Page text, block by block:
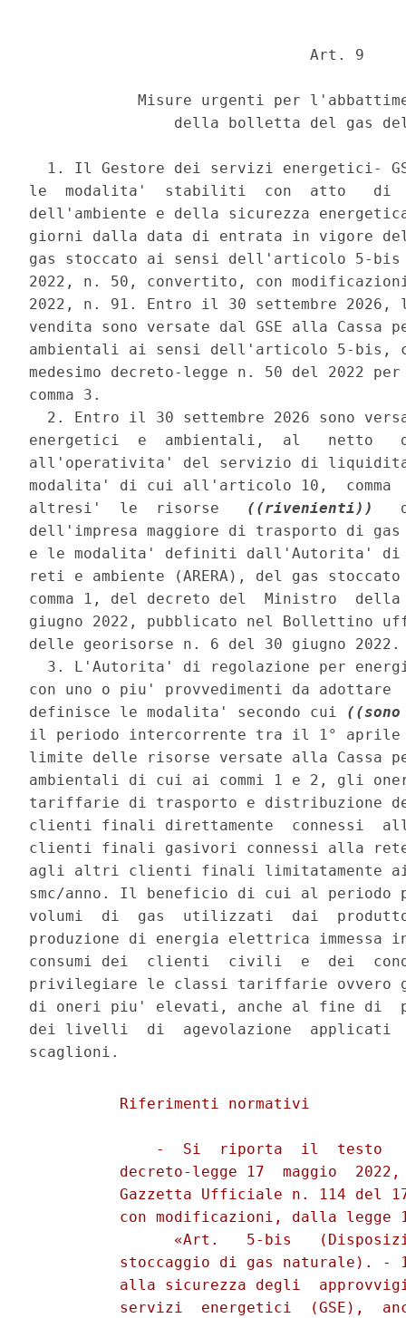
                               Art. 9
Misure urgenti per
della bolletta del gas
1. Il Gestore dei servizi energetici-
le  modalita'  stabiliti  con  atto   di
dell'ambiente e della sicurezza
giorni dalla data di entrata in vigore
gas stoccato ai sensi dell'articolo 5-bis
2022, n. 50, convertito, con
2022, n. 91. Entro il 30 settembre
vendita sono versate dal GSE alla
ambientali ai sensi dell'articolo 5-bis,
medesimo decreto-legge n. 50 del
comma 3.
2. Entro il 30 settembre 2026 sono
energetici  e  ambientali,  al   netto
all'operativita' del servizio di
modalita' di cui all'articolo 10,  comma
altresi'  le  risorse ((rivenienti))
dell'impresa maggiore di trasporto di
e le modalita' definiti dall'Autorita' di
reti e ambiente (ARERA), del gas
comma 1, del decreto del  Ministro
giugno 2022, pubblicato nel Bollettino
delle georisorse n. 6 del 30 giugno
3. L'Autorita' di regolazione per
con uno o piu' provvedimenti da
definisce le modalita' secondo cui
il periodo intercorrente tra il 1° aprile
limite delle risorse versate alla Cassa
ambientali di cui ai commi 1 e 2, gli
tariffarie di trasporto e distribuzione
clienti finali direttamente  connessi
clienti finali gasivori connessi alla
agli altri clienti finali limitatamente ai
smc/anno. Il beneficio di cui al periodo
volumi  di  gas  utilizzati  dai
produzione di energia elettrica
consumi dei  clienti  civili  e  dei
privilegiare le classi tariffarie
di oneri piu' elevati, anche al fine di
dei livelli  di  agevolazione  applicati
          Riferimenti normativi
-  Si  riporta  il  testo
decreto-legge 17  maggio
Gazzetta Ufficiale n. 114 del
con modificazioni, dalla legge
«Art.   5-bis
stoccaggio di gas naturale). -
alla sicurezza degli
servizi  energetici  (GSE),